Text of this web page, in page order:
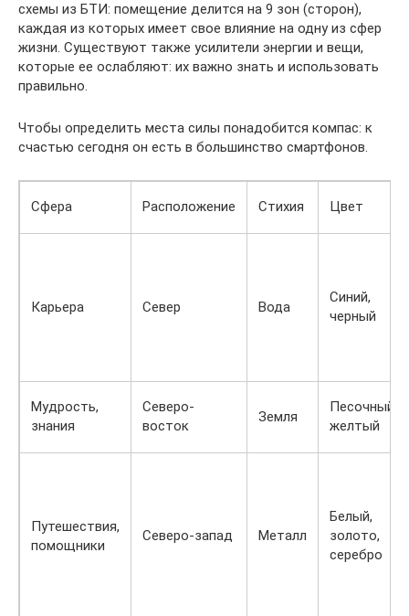
схемы из БТИ: помещение делится на 9 зон (сторон),
каждая из которых имеет свое влияние на одну из сфер
жизни. Существуют также усилители энергии и вещи,
которые ее ослабляют: их важно знать и использовать
правильно.
Чтобы определить места силы понадобится компас: к
счастью сегодня он есть в большинство смартфонов.
Сфера Расположение Стихия Цвет
Карьера Север Вода
Синий,
черный
Мудрость,
знания
Северо-
восток
Земля
Песочный,
желтый
Путешествия,
помощники
Северо-запад Металл
Белый,
золото,
серебро